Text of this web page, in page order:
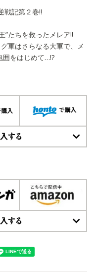
戦記第２巻!!
”たちを救ったメレア!!
軍はさらなる大軍で、メ
囲をはじめて…!?